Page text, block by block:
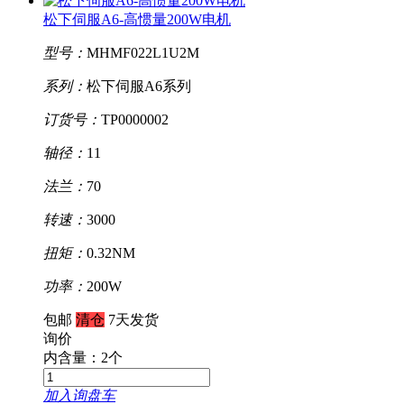
松下伺服A6-高惯量200W电机
型号： MHMF022L1U2M
系列： 松下伺服A6系列
订货号： TP0000002
轴径： 11
法兰： 70
转速： 3000
扭矩： 0.32NM
功率： 200W
包邮 清仓 7天发货
询价
内含量：2个
加入询盘车